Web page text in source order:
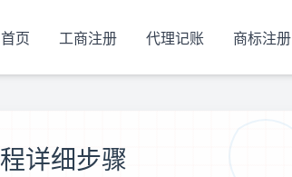
首页 工商注册 代理记账 商标注册
详细步骤